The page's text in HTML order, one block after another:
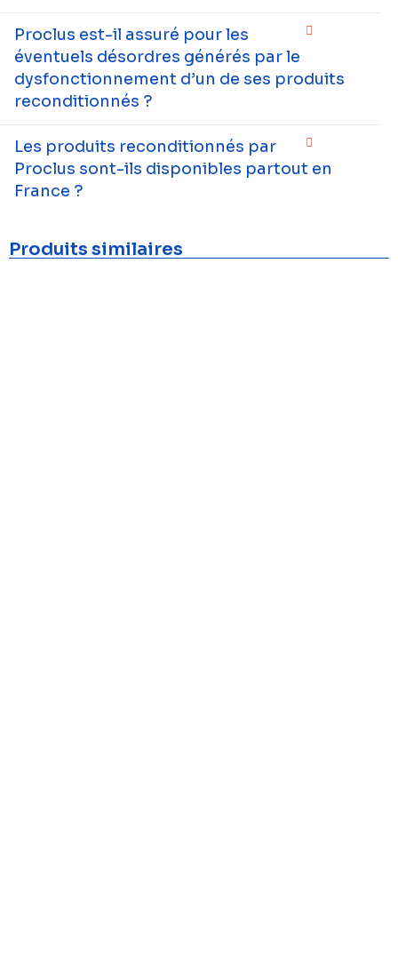
Proclus est-il assuré pour les
éventuels désordres générés par le
dysfonctionnement d’un de ses produits
reconditionnés ?
Les produits reconditionnés par
Proclus sont-ils disponibles partout en
France ?
Produits similaires